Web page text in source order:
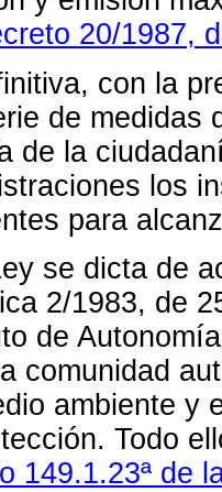
20/1987,
con la
de medidas
de la
los
para
se dicta de
2/1983, de
de
comunidad
ambiente y
Todo
149.1.23ª de